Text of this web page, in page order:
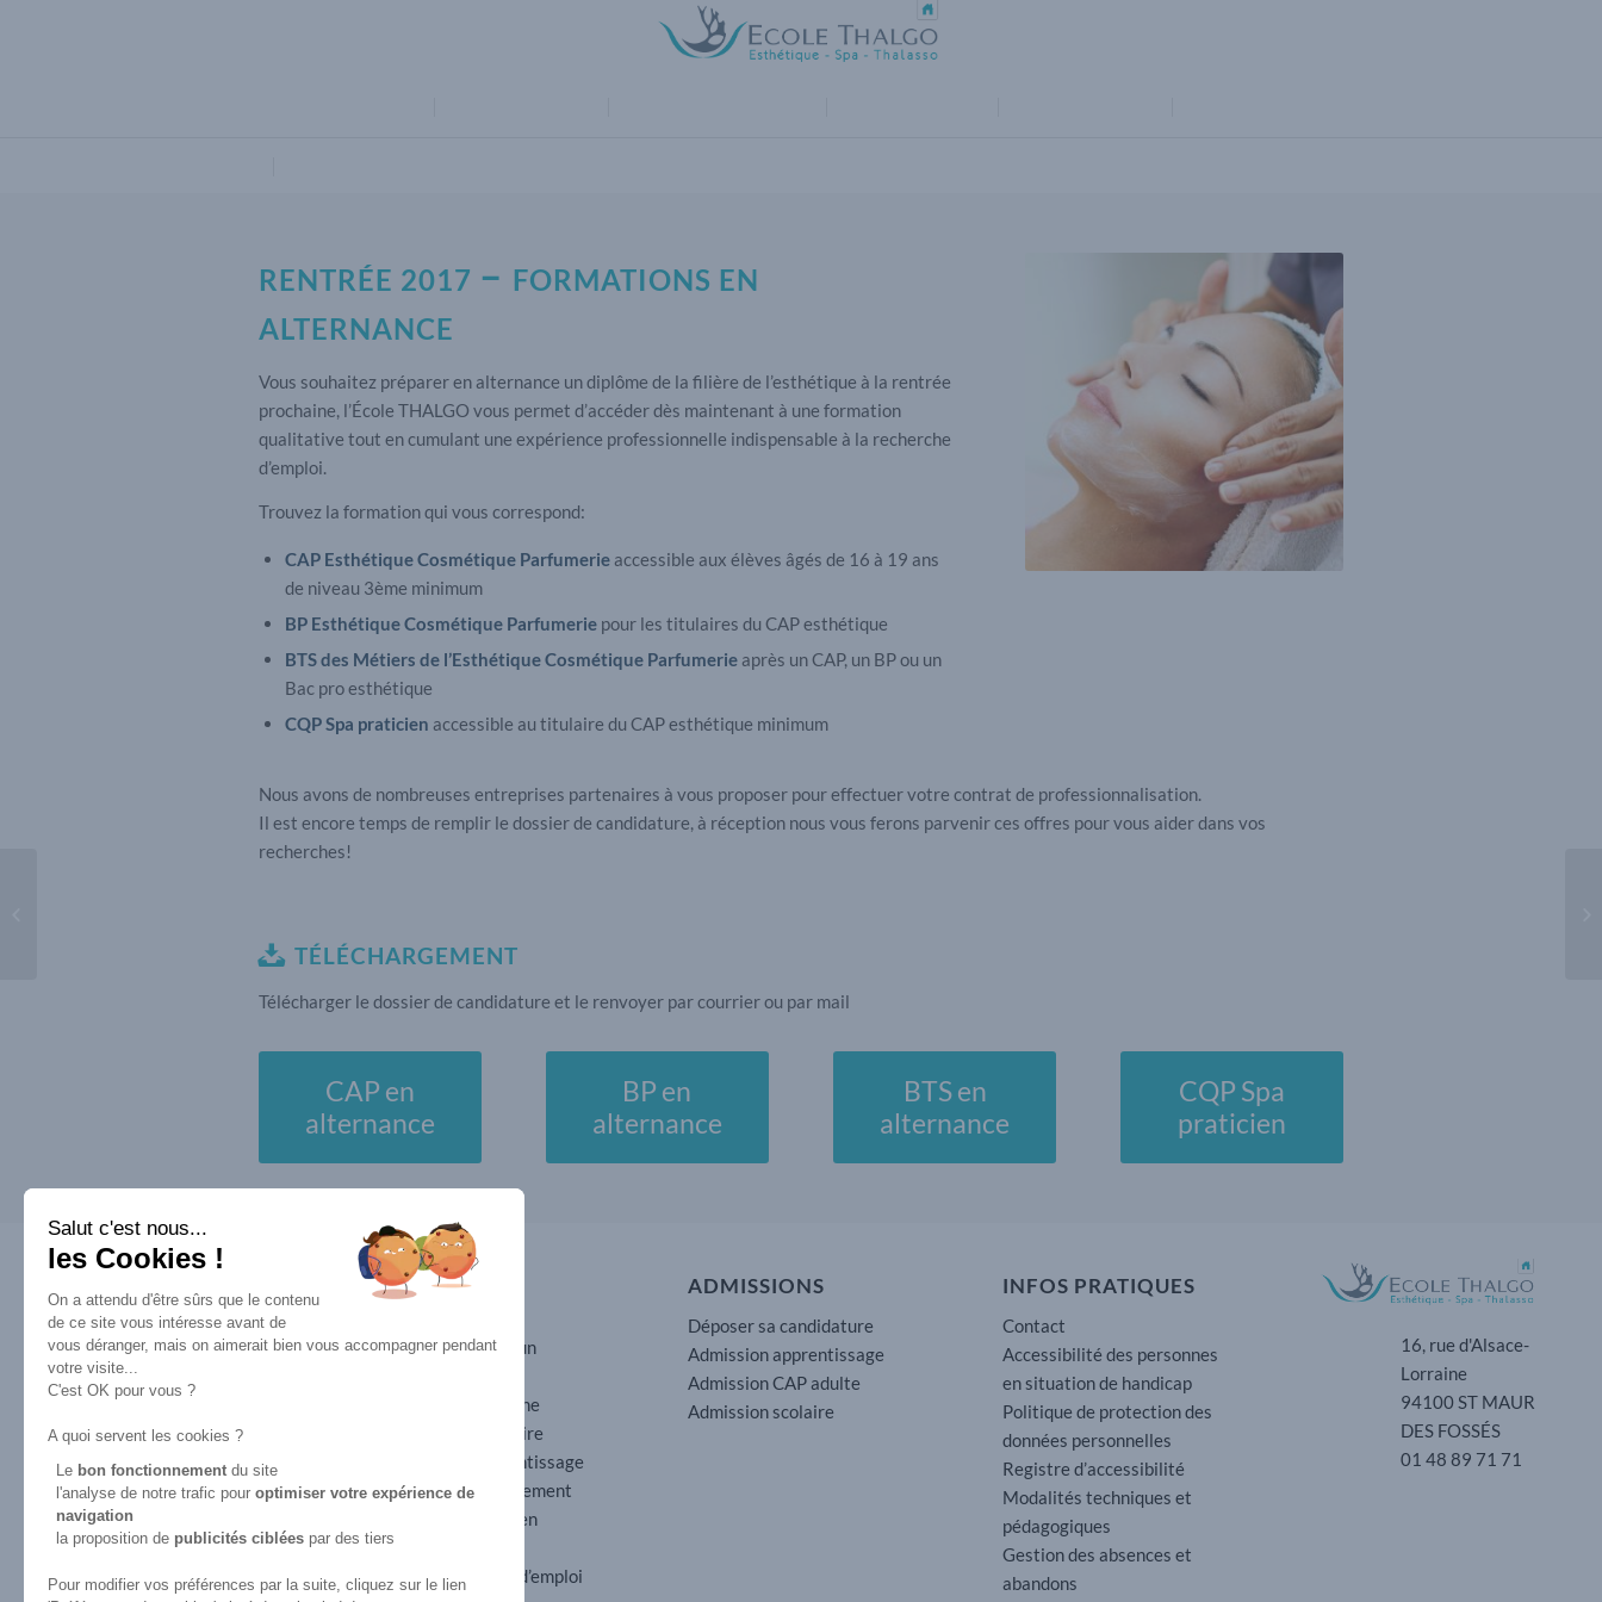
Salut c'est nous...
les Cookies !
On a attendu d'être sûrs que le contenu
de ce site vous intéresse avant de
vous déranger, mais on aimerait bien vous accompagner pendant
votre visite...
C'est OK pour vous ?
A quoi servent les cookies ?
Le bon fonctionnement du site
l'analyse de notre trafic pour optimiser votre expérience de
navigation
la proposition de publicités ciblées par des tiers
Pour modifier vos préférences par la suite, cliquez sur le lien
RENTRÉE 2017 – FORMATIONS EN
ALTERNANCE
Vous souhaitez préparer en alternance un diplôme de la filière de l’esthétique à la rentrée
prochaine, l’École THALGO vous permet d’accéder dès maintenant à une formation
qualitative tout en cumulant une expérience professionnelle indispensable à la recherche
d’emploi.
Trouvez la formation qui vous correspond:
CAP Esthétique Cosmétique Parfumerie accessible aux élèves âgés de 16 à 19 ans
de niveau 3ème minimum
BP Esthétique Cosmétique Parfumerie pour les titulaires du CAP esthétique
BTS des Métiers de l’Esthétique Cosmétique Parfumerie après un CAP, un BP ou un
Bac pro esthétique
CQP Spa praticien accessible au titulaire du CAP esthétique minimum
Nous avons de nombreuses entreprises partenaires à vous proposer pour effectuer votre contrat de professionnalisation.
Il est encore temps de remplir le dossier de candidature, à réception nous vous ferons parvenir ces offres pour vous aider dans vos
recherches!
TÉLÉCHARGEMENT
Télécharger le dossier de candidature et le renvoyer par courrier ou par mail
CAP en
alternance
BP en
alternance
BTS en
alternance
CQP Spa
praticien
Formation en
apprentissage
CAP esthétique
BTS MECP
Spa praticien
Reconversion
professionnelle
ESPACE
EMPLOYEURS
Pourquoi recruter un
Pourquoi devenir une
entreprise partenaire
Le contrat d’apprentissage
Les aides au recrutement
Déposer une offre en
alternance
Déposer une offre d’emploi
ADMISSIONS
Déposer sa candidature
Admission apprentissage
Admission CAP adulte
Admission scolaire
INFOS PRATIQUES
Contact
Accessibilité des personnes
en situation de handicap
Politique de protection des
données personnelles
Registre d’accessibilité
Modalités techniques et
pédagogiques
Gestion des absences et
abandons
16, rue d'Alsace-
Lorraine
94100 ST MAUR
DES FOSSÉS
01 48 89 71 71